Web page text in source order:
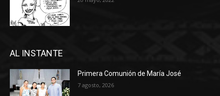
AL INSTANTE
Primera Comunión de María José
7 agosto, 2026